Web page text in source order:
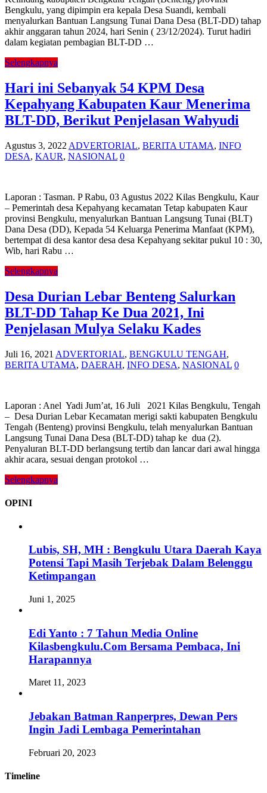
Bengkulu, yang dipimpin era kepala Desa Suandi, kembali
menyalurkan Bantuan Langsung Tunai Dana Desa (BLT-DD) tahap
akhir anggaran tahun 2024, hari Senin ( 23/12/2024). Turut hadiri
dalam kegiatan pembagian BLT-DD …
Selengkapnya
Hari ini Sebanyak 54 KPM Desa
Kepahyang Kabupaten Kaur Menerima
BLT-DD, Berikut Penjelasan Wahyudi
Agustus 3, 2022 ADVERTORIAL, BERITA UTAMA, INFO
DESA, KAUR, NASIONAL 0
Laporan : Tasman. P Rabu, 03 Agustus 2022 Kilas Bengkulu, Kaur
– Pemerintah desa Kepahyang kecamatan Tetap kabupaten Kaur
provinsi Bengkulu, menyalurkan Bantuan Langsung Tunai (BLT)
Dana Desa (DD), Kepada 54 Keluarga Penerima Manfaat (KPM),
bertempat di desa kantor desa desa Kepahyang sekitar pukul 10 : 30,
Wib, hari Rabu …
Selengkapnya
Desa Durian Lebar Benteng Salurkan
BLT-DD Tahap Ke Dua 2021, Ini
Penjelasan Mulya Selaku Kades
Juli 16, 2021 ADVERTORIAL, BENGKULU TENGAH,
BERITA UTAMA, DAERAH, INFO DESA, NASIONAL 0
Laporan : Anel Yadi Jum’at, 16 Juli 2021 Kilas Bengkulu, Tengah
– Desa Durian Lebar Kecamatan merigi sakti kabupaten Bengkulu
Tengah (Benteng) provinsi Bengkulu, telah menyalurkan Bantuan
Langsung Tunai Dana Desa (BLT-DD) tahap ke dua (2).
Penyaluran BLT-DD berlangsung tertib dan lancar dari awal hingga
akhir acara, sesuai dengan protokol …
Selengkapnya
OPINI
Lubis, SH, MH : Bengkulu Utara Daerah Kaya
Potensi Tapi Masih Terjebak Dalam Belenggu
Ketimpangan
Juni 1, 2025
Edi Yanto : 7 Tahun Media Online
Kilasbengkulu.Com Bersama Pembaca, Ini
Harapannya
Maret 11, 2023
Jebakan Batman Ranperpres, Dewan Pers
Ingin Jadi Lembaga Pemerintahan
Februari 20, 2023
Timeline